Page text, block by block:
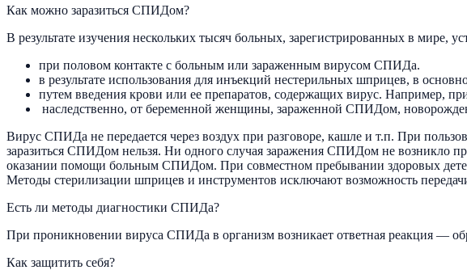
Как можно заразиться СПИДом?
В результате изучения нескольких тысяч больных, зарегистрированных в мире,
при половом контакте с больным или зараженным вирусом СПИДа.
в результате использования для инъекций нестерильных шприцев, в
путем введения крови или ее препаратов, содержащих вирус. Например,
наследственно, от беременной женщины, зараженной СПИДом,
Вирус СПИДа не передается через воздух при разговоре, кашле и т.п. При
заразиться СПИДом нельзя. Ни одного случая заражения СПИДом не возникло
оказании помощи больным СПИДом. При совместном пребывании здоровых
Методы стерилизации шприцев и инструментов исключают возможность
Есть ли методы диагностики СПИДа?
При проникновении вируса СПИДа в организм возникает ответная реакция —
Как защитить себя?